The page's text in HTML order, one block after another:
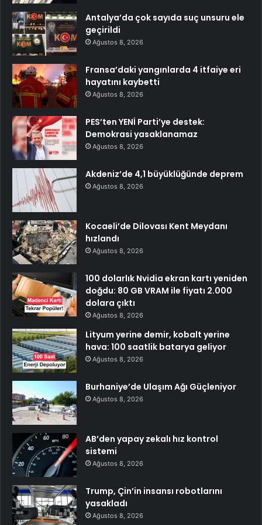
Antalya’da çok sayıda suç unsuru ele
geçirildi
Ağustos 8, 2026
Fransa’daki yangınlarda 4 itfaiye eri
hayatını kaybetti
Ağustos 8, 2026
PES’ten YENİ Parti’ye destek:
Demokrasi yasaklanamaz
Ağustos 8, 2026
Akdeniz’de 4,1 büyüklüğünde deprem
Ağustos 8, 2026
Kocaeli’de Dilovası Kent Meydanı
hızlandı
Ağustos 8, 2026
100 dolarlık Nvidia ekran kartı yeniden
doğdu: 80 GB VRAM ile fiyatı 2.000
dolara çıktı
Ağustos 8, 2026
Lityum yerine demir, kobalt yerine
hava: 100 saatlik batarya geliyor
Ağustos 8, 2026
Burhaniye’de Ulaşım Ağı Güçleniyor
Ağustos 8, 2026
AB’den yapay zekalı hız kontrol
sistemi
Ağustos 8, 2026
Trump, Çin’in insansı robotlarını
yasakladı
Ağustos 8, 2026